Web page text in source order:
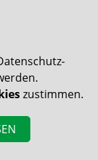
zustimmen.